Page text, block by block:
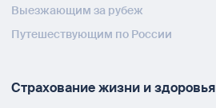
Выезжающим за рубеж
Путешествующим по России
Страхование жизни и здоровья